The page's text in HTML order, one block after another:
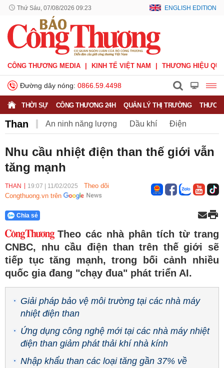
Thứ Sáu, 07/08/2026 09:23 ENGLISH EDITION
CÔNG THƯƠNG MEDIA KINH TẾ VIỆT NAM THƯƠNG HIỆU
Đường dây nóng: 0866.59.4498
THỜI SỰ CÔNG THƯƠNG 24H QUẢN LÝ THỊ TRƯỜNG
Than An ninh năng lượng Dầu khí Điện
Nhu cầu nhiệt điện than thế giới vẫn
tăng mạnh
THAN 19:07 11/02/2025
Theo dõi
Congthuong.vn trên
Chia sẻ
Theo các nhà phân tích từ trang
CNBC, nhu cầu điện than trên thế giới sẽ
tiếp tục tăng mạnh, trong bối cảnh nhiều
quốc gia đang "chạy đua" phát triển AI.
Giải pháp bảo vệ môi trường tại các nhà máy
nhiệt điện than
Ứng dụng công nghệ mới tại các nhà máy nhiệt
điện than giảm phát thải khí nhà kính
Nhập khẩu than các loại tăng gần 37% về